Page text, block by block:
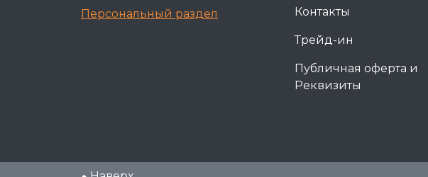
Контакты
Трейд-ин
Публичная оферта и
Реквизиты
Персональный раздел